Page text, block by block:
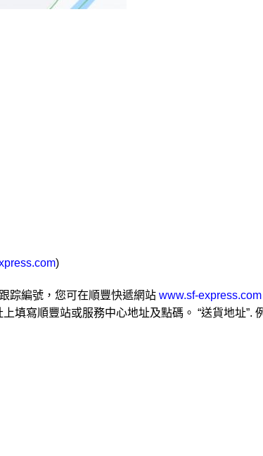
)
踪編號，您可在順豐快遞網站 www.sf-express.com
填寫順豐站或服務中心地址及點碼。 “送貨地址”.